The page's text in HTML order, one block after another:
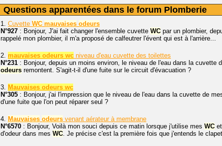
Questions apparentées dans le forum Plomberie
1. Cuvette WC mauvaises odeurs
N°927 : Bonjour, J'ai fait changer l'ensemble cuvette WC par un plombier,
rappelé mon plombier, il m'a proposé de calfeutrer l'évent qui est à l'arrière...
2. mauvaises odeurs wc niveau d'eau cuvette des toilettes
N°231 : Bonjour, depuis un moins environ, le niveau de l'eau dans la
odeurs remontent. S'agit-t-il d'une fuite sur le circuit d'évacuation ?
3.
Mauvaises odeurs wc
N°305 : Bonjour, j'ai l'impression que le niveau de l'eau dans la cuvette de
d'une fuite que l'on peut réparer seul ?
4. Mauvaises odeurs venant aérateur à membrane
N°6570 : Bonjour, Voilà mon souci depuis ce matin lorsque j'utilise mes WC
d'odeur dans mes WC . Je précise c'est la première fois que j'entends le